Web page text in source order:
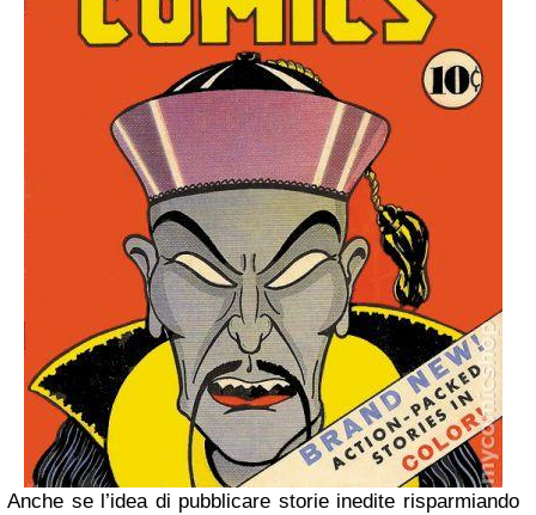
Anche se l’idea di pubblicare storie inedite risparmiando